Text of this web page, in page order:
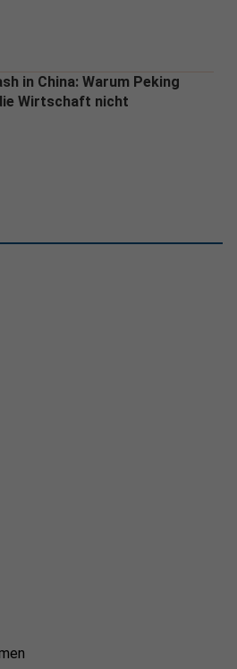
in China: Warum Peking
Wirtschaft nicht